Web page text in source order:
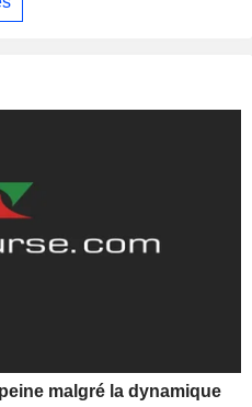
malgré la dynamique